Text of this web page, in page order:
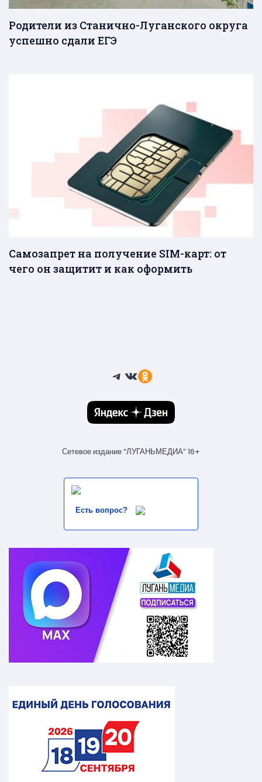
Родители из Станично-Луганского округа
успешно сдали ЕГЭ
Самозапрет на получение SIM-карт: от
чего он защитит и как оформить
Telegram
ВКонтакте
Ссылка
Сетевое издание “ЛУГАНЬМЕДИА” 16+
Есть вопрос?